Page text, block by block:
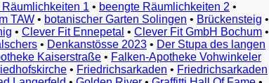
Räumlichkeiten 1 • beengte Räumlichkeiten 2 •
TAW • botanischer Garten Solingen • Brückensteig •
• Clever Fit Ennepetal • Clever Fit GmbH Bochum •
• Denkanstösse 2023 • Der Stupa des langen
Kaiserstraße • Falken-Apotheke Vohwinkeler
• Friedrichsarkaden • Friedrichsarkaden